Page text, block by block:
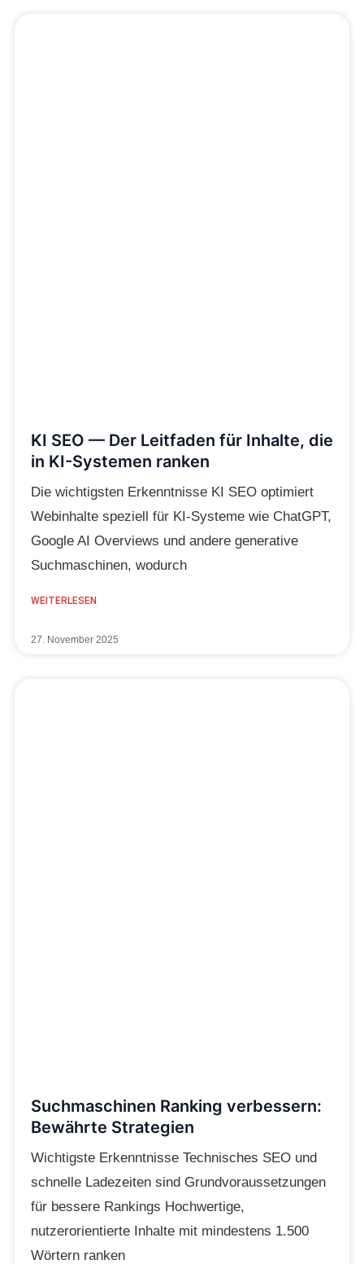
KI SEO — Der Leitfaden für Inhalte, die
in KI-Systemen ranken
Die wichtigsten Erkenntnisse KI SEO optimiert
Webinhalte speziell für KI-Systeme wie ChatGPT,
Google AI Overviews und andere generative
Suchmaschinen, wodurch
WEITERLESEN
27. November 2025
Suchmaschinen Ranking verbessern:
Bewährte Strategien
Wichtigste Erkenntnisse Technisches SEO und
schnelle Ladezeiten sind Grundvoraussetzungen
für bessere Rankings Hochwertige,
nutzerorientierte Inhalte mit mindestens 1.500
Wörtern ranken